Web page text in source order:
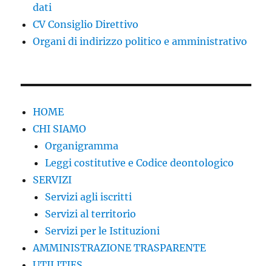
dati
CV Consiglio Direttivo
Organi di indirizzo politico e amministrativo
HOME
CHI SIAMO
Organigramma
Leggi costitutive e Codice deontologico
SERVIZI
Servizi agli iscritti
Servizi al territorio
Servizi per le Istituzioni
AMMINISTRAZIONE TRASPARENTE